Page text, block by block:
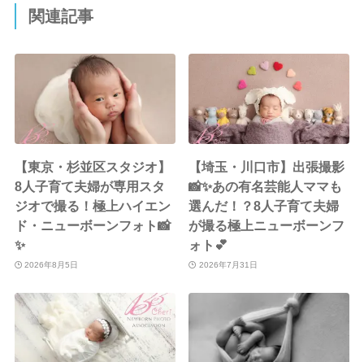
関連記事
【東京・杉並区スタジオ】
8人子育て夫婦が専用スタ
ジオで撮る！極上ハイエン
ド・ニューボーンフォト📸
✨
2026年8月5日
【埼玉・川口市】出張撮影
📸✨あの有名芸能人ママも
選んだ！？8人子育て夫婦
が撮る極上ニューボーンフ
ォト💕
2026年7月31日